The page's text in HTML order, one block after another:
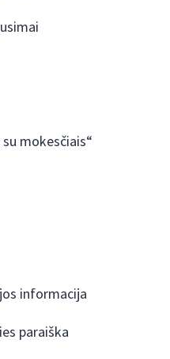
mokesčiais“
informacija
paraiška